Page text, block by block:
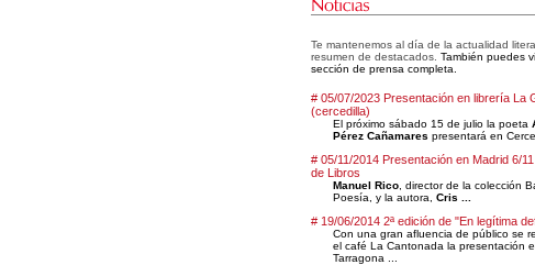
Te mantenemos al día de la actualidad
resumen de destacados. También puedes
sección de prensa completa.
# 05/07/2023 Presentación en librería La
(cercedilla)
El próximo sábado 15 de julio la poeta
Pérez Cañamares presentará en
# 05/11/2014 Presentación en Madrid 6/
de Libros
Manuel Rico, director de la colección
Poesía, y la autora, Cris ...
# 19/06/2014 2ª edición de "En legítima
Con una gran afluencia de público se
el café La Cantonada la presentación
Tarragona ...